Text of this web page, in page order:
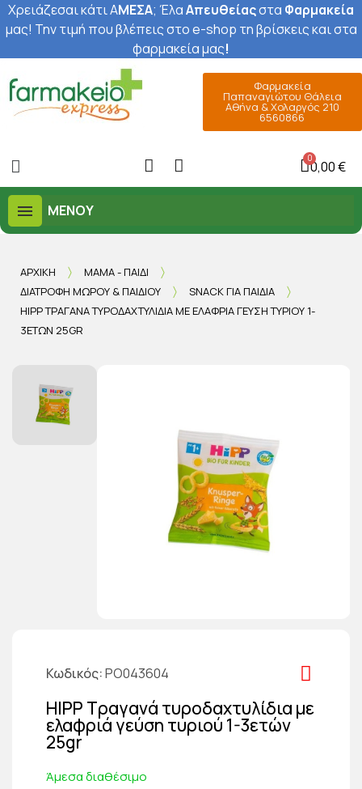
Χρειάζεσαι κάτι ΑΜΕΣΑ; ΈλαΑπευθείαςστα Φαρμακεία
μας! Την τιμή που βλέπεις στο e-shop τη βρίσκεις και στα
φαρμακεία μας!
Φαρμακεία
Παπαναγιώτου Θάλεια
Αθήνα & Χολαργός 210
6560866
0,00 €
ΜΕΝΟΎ
ΑΡΧΙΚΉ
ΜΑΜΆ - ΠΑΙΔΊ
ΔΙΑΤΡΟΦΉ ΜΩΡΟΎ & ΠΑΙΔΙΟΎ
SNACK ΓΙΑ ΠΑΙΔΙΆ
HIPP ΤΡΑΓΑΝΆ ΤΥΡΟΔΑΧΤΥΛΊΔΙΑ ΜΕ ΕΛΑΦΡΙΆ ΓΕΎΣΗ ΤΥΡΙΟΎ 1-
3ΕΤΏΝ 25GR
Κωδικός PO043604
HIPP Τραγανά τυροδαχτυλίδια με
ελαφριά γεύση τυριού 1-3ετών
25gr
Άμεσα διαθέσιμο